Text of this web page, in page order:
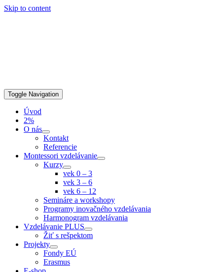
Skip to content
Toggle Navigation
Úvod
2%
O nás
Kontakt
Referencie
Montessori vzdelávanie
Kurzy
vek 0 – 3
vek 3 – 6
vek 6 – 12
Semináre a workshopy
Programy inovačného vzdelávania
Harmonogram vzdelávania
Vzdelávanie PLUS
Žiť s rešpektom
Projekty
Fondy EÚ
Erasmus